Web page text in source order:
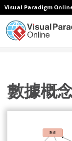
Visual Paradigm
數據概